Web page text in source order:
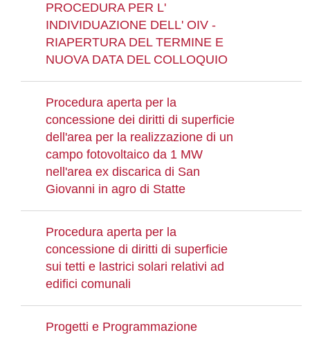
PROCEDURA PER L'
INDIVIDUAZIONE DELL' OIV -
RIAPERTURA DEL TERMINE E
NUOVA DATA DEL COLLOQUIO
Procedura aperta per la
concessione dei diritti di superficie
dell'area per la realizzazione di un
campo fotovoltaico da 1 MW
nell'area ex discarica di San
Giovanni in agro di Statte
Procedura aperta per la
concessione di diritti di superficie
sui tetti e lastrici solari relativi ad
edifici comunali
Progetti e Programmazione